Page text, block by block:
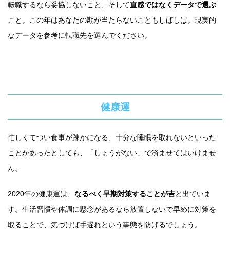
転職するなら妥協しないこと、そして直感ではなくデータで選ぶ
こと。この年はあなたの勘が当たらないこともしばしば。現実的
なデータを参考に転職先を選んでください。
健康運
忙しくてつい食事が疎かになる、十分な睡眠を取れないといった
ことがあったとしても、「しょうがない」で済ませてはいけませ
ん。
2020年の健康運は、 なるべく早期対策することが吉と出ていま
す。生活習慣や体調に懸念があるなら放置しないで早めに対策を
取ることで、気づけば手遅れという事態を防げるでしょう。